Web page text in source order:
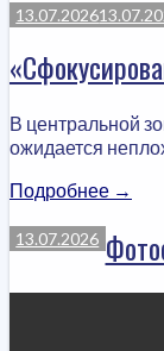
не
один
13.07.2026
В центральной
ожидается
Подробнее
на
→
13.07.2026